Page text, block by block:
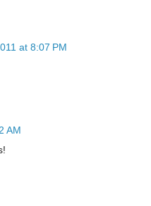
at 8:07 PM
AM